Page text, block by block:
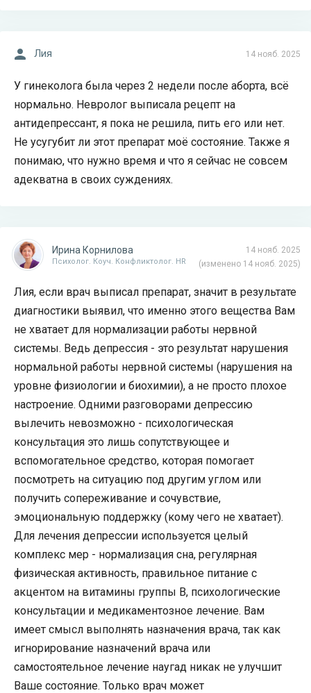
14 нояб. 2025
Лия
У гинеколога была через 2 недели после аборта, всё
нормально. Невролог выписала рецепт на
антидепрессант, я пока не решила, пить его или нет.
Не усугубит ли этот препарат моё состояние. Также я
понимаю, что нужно время и что я сейчас не совсем
адекватна в своих суждениях.
14 нояб. 2025
(изменено 14 нояб. 2025)
Ирина Корнилова
Психолог. Коуч. Конфликтолог. HR
Лия, если врач выписал препарат, значит в результате
диагностики выявил, что именно этого вещества Вам
не хватает для нормализации работы нервной
системы. Ведь депрессия - это результат нарушения
нормальной работы нервной системы (нарушения на
уровне физиологии и биохимии), а не просто плохое
настроение. Одними разговорами депрессию
вылечить невозможно - психологическая
консультация это лишь сопутствующее и
вспомогательное средство, которая помогает
посмотреть на ситуацию под другим углом или
получить сопереживание и сочувствие,
эмоциональную поддержку (кому чего не хватает).
Для лечения депрессии используется целый
комплекс мер - нормализация сна, регулярная
физическая активность, правильное питание с
акцентом на витамины группы В, психологические
консультации и медикаментозное лечение. Вам
имеет смысл выполнять назначения врача, так как
игнорирование назначений врача или
самостоятельное лечение наугад никак не улучшит
Ваше состояние. Только врач может